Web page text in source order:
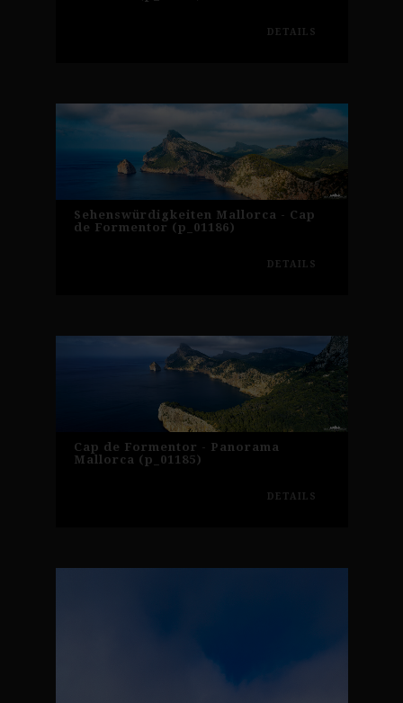
DETAILS
Sehenswürdigkeiten Mallorca - Cap
de Formentor (p_01186)
DETAILS
Cap de Formentor - Panorama
Mallorca (p_01185)
DETAILS